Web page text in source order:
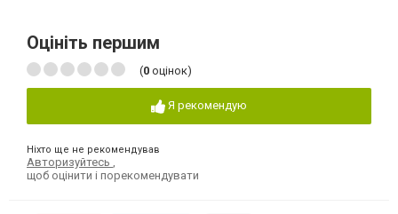
Оцініть першим
(0 оцінок)
Я рекомендую
Ніхто ще не рекомендував
Авторизуйтесь
щоб оцінити і порекомендувати